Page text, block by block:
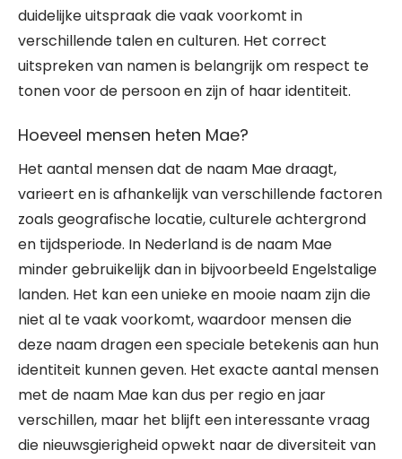
duidelijke uitspraak die vaak voorkomt in
verschillende talen en culturen. Het correct
uitspreken van namen is belangrijk om respect te
tonen voor de persoon en zijn of haar identiteit.
Hoeveel mensen heten Mae?
Het aantal mensen dat de naam Mae draagt,
varieert en is afhankelijk van verschillende factoren
zoals geografische locatie, culturele achtergrond
en tijdsperiode. In Nederland is de naam Mae
minder gebruikelijk dan in bijvoorbeeld Engelstalige
landen. Het kan een unieke en mooie naam zijn die
niet al te vaak voorkomt, waardoor mensen die
deze naam dragen een speciale betekenis aan hun
identiteit kunnen geven. Het exacte aantal mensen
met de naam Mae kan dus per regio en jaar
verschillen, maar het blijft een interessante vraag
die nieuwsgierigheid opwekt naar de diversiteit van